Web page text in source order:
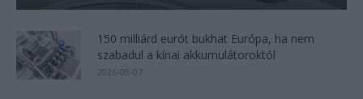
150 milliárd eurót bukhat Európa, ha nem
szabadul a kínai akkumulátoroktól
2026-08-07